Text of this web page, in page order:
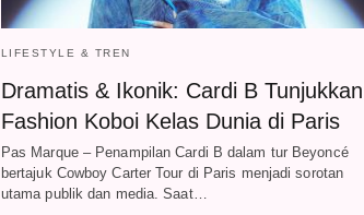
LIFESTYLE & TREN
Dramatis & Ikonik: Cardi B Tunjukkan
Fashion Koboi Kelas Dunia di Paris
Pas Marque – Penampilan Cardi B dalam tur Beyoncé
bertajuk Cowboy Carter Tour di Paris menjadi sorotan
utama publik dan media. Saat…